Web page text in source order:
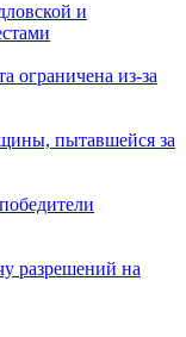
и
ограничена из-за
пытавшейся за
разрешений на